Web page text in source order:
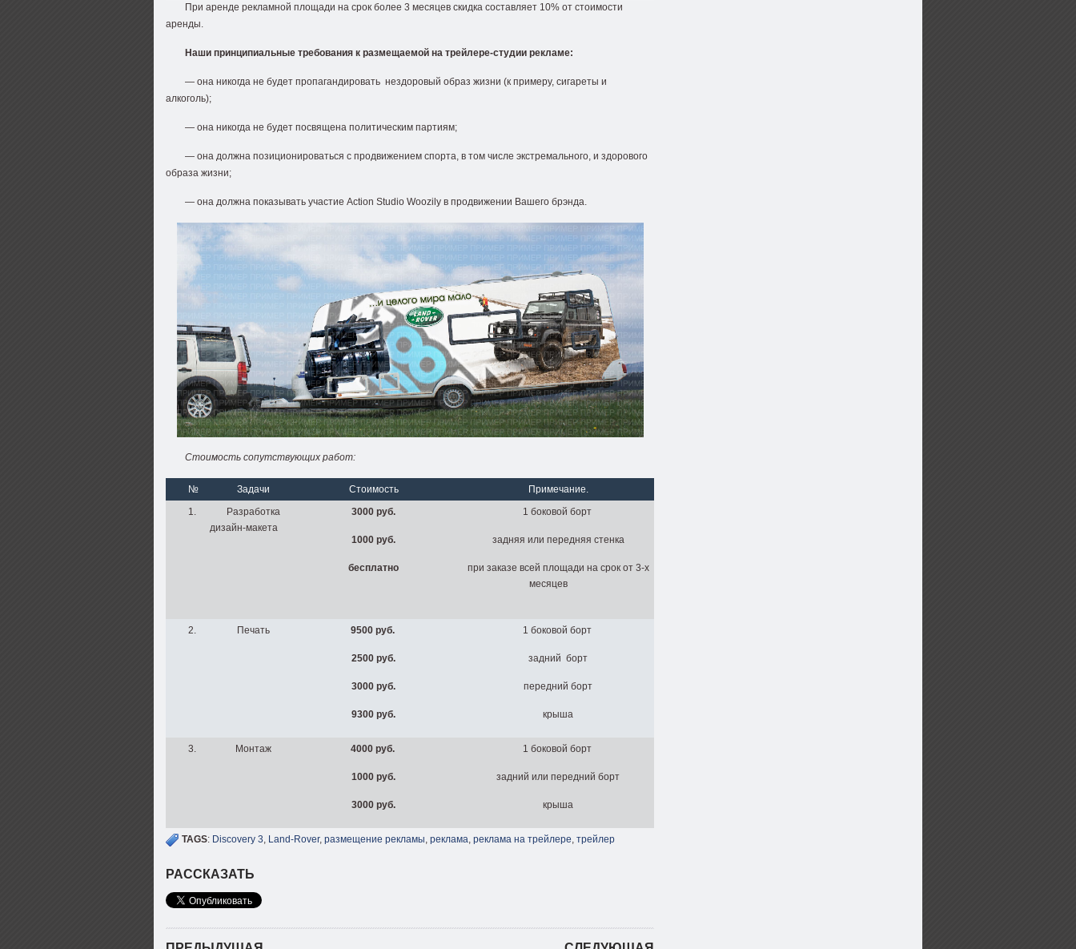
При аренде рекламной площади на срок более 3 месяцев скидка составляет 10% от стоимости
аренды.
Наши принципиальные требования к размещаемой на трейлере-студии рекламе:
— она никогда не будет пропагандировать нездоровый образ жизни (к примеру, сигареты и
алкоголь);
— она никогда не будет посвящена политическим партиям;
— она должна позиционироваться с продвижением спорта, в том числе экстремального, и здорового
образа жизни;
— она должна показывать участие Action Studio Woozily в продвижении Вашего брэнда.
Стоимость сопутствующих работ:
№ Задачи Стоимость
Примечание.
1.
Разработка
дизайн-макета
3000 руб.
1000 руб.
бесплатно
1 боковой борт
задняя или передняя стенка
при заказе всей площади на срок от 3-х
месяцев
2. Печать 9500 руб.
2500 руб.
3000 руб.
9300 руб.
1 боковой борт
задний борт
передний борт
крыша
3. Монтаж 4000 руб.
1000 руб.
3000 руб.
1 боковой борт
задний или передний борт
крыша
TAGS: Discovery 3, Land-Rover, размещение рекламы, реклама, реклама на трейлере, трейлер
РАССКАЗАТЬ